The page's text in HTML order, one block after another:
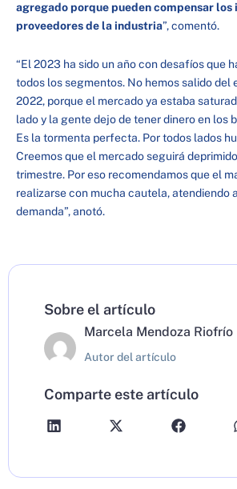
agregado porque pueden compensar los
proveedores de la industria”, comentó.
“El 2023 ha sido un año con desafíos que
todos los segmentos. No hemos salido del
2022, porque el mercado ya estaba
lado y la gente dejo de tener dinero en los
Es la tormenta perfecta. Por todos lados
Creemos que el mercado seguirá
trimestre. Por eso recomendamos que el
realizarse con mucha cautela, atendiendo
demanda”, anotó.
Sobre el artículo
Marcela Mendoza Riofrío
Autor del artículo
Comparte este artículo